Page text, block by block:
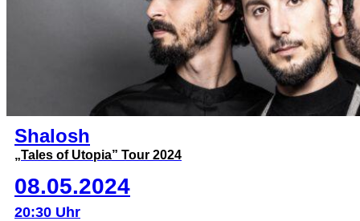
Shalosh
„Tales of Utopia” Tour 2024
08.05.2024
20:30 Uhr